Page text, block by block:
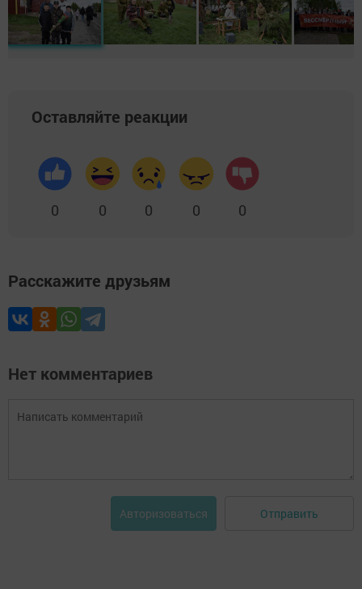
Оставляйте реакции
0 0 0 0 0
Расскажите друзьям
Нет комментариев
Авторизоваться Отправить